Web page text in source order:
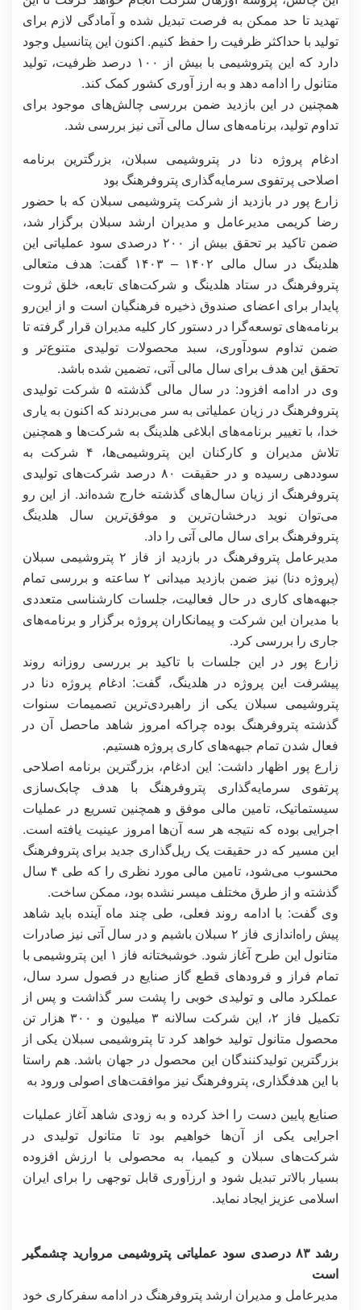
تهدید تا حد ممکن به فرصت تبدیل شده و آمادگی لازم برای
تولید با حداکثر ظرفیت را حفظ کنیم. اکنون این پتانسیل وجود
دارد که این پتروشیمی با بیش از ۱۰۰ درصد ظرفیت، تولید
متانول را ادامه دهد و به ارز آوری کشور کمک کند.
همچنین در این بازدید ضمن بررسی چالش‌های موجود برای
تداوم تولید، برنامه‌های سال مالی آتی نیز بررسی شد.
ادغام پروژه دنا در پتروشیمی سبلان، بزرگترین برنامه
اصلاحی پرتفوی سرمایه‌گذاری پتروفرهنگ بود
زارع پور در بازدید از شرکت پتروشیمی سبلان که با حضور
رضا کریمی مدیرعامل و مدیران ارشد سبلان برگزار شد،
ضمن تاکید بر تحقق بیش از ۲۰۰ درصدی سود عملیاتی این
هلدینگ در سال مالی ۱۴۰۲ – ۱۴۰۳ گفت: هدف متعالی
پتروفرهنگ در ستاد هلدینگ و شرکت‌های تابعه، خلق ثروت
پایدار برای اعضای صندوق ذخیره فرهنگیان است و از این‌رو
برنامه‌های توسعه‌گرا در دستور کار کلیه مدیران قرار گرفته تا
ضمن تداوم سودآوری، سبد محصولات تولیدی متنوع‌تر و
تحقق این هدف برای سال مالی آتی، تضمین شده باشد.
وی در ادامه افزود: در سال مالی گذشته ۵ شرکت تولیدی
پتروفرهنگ در زیان عملیاتی به سر می‌بردند که اکنون به یاری
خدا، با تغییر برنامه‌های ابلاغی هلدینگ به شرکت‌ها و همچنین
تلاش مدیران و کارکنان این پتروشیمی‌ها، ۴ شرکت به
سوددهی رسیده و در حقیقت ۸۰ درصد شرکت‌های تولیدی
پتروفرهنگ از زیان سال‌های گذشته خارج شده‌اند. از این رو
می‌توان نوید درخشان‌ترین و موفق‌ترین سال هلدینگ
پتروفرهنگ برای سال مالی آتی را داد.
مدیرعامل پتروفرهنگ در بازدید از فاز ۲ پتروشیمی سبلان
(پروژه دنا) نیز ضمن بازدید میدانی ۲ ساعته و بررسی تمام
جبهه‌های کاری در حال فعالیت، جلسات کارشناسی متعددی
با مدیران این شرکت و پیمانکاران پروژه برگزار و برنامه‌های
جاری را بررسی کرد.
زارع پور در این جلسات با تاکید بر بررسی روزانه روند
پیشرفت این پروژه در هلدینگ، گفت: ادغام پروژه دنا در
پتروشیمی سبلان یکی از راهبردی‌ترین تصمیمات سنوات
گذشته پتروفرهنگ بوده چراکه امروز شاهد ماحصل آن در
فعال شدن تمام جبهه‌های کاری پروژه هستیم.
زارع پور اظهار داشت: این ادغام، بزرگترین برنامه اصلاحی
پرتفوی سرمایه‌گذاری پتروفرهنگ با هدف چابک‌سازی
سیستماتیک، تامین مالی موفق و همچنین تسریع در عملیات
اجرایی بوده که نتیجه هر سه آن‌ها امروز عینیت یافته است.
این مسیر که در حقیقت یک ریل‌گذاری جدید برای پتروفرهنگ
محسوب می‌شود، تامین مالی مورد نظری را که طی ۴ سال
گذشته و از طرق مختلف میسر نشده بود، ممکن ساخت.
وی گفت: با ادامه روند فعلی، طی چند ماه آینده باید شاهد
پیش راه‌اندازی فاز ۲ سبلان باشیم و در سال آتی نیز صادرات
متانول این طرح آغاز شود. خوشبختانه فاز ۱ این پتروشیمی با
تمام فراز و فرودهای قطع گاز صنایع در فصول سرد سال،
عملکرد مالی و تولیدی خوبی را پشت سر گذاشت و پس از
تکمیل فاز ۲، این شرکت سالانه ۳ میلیون و ۳۰۰ هزار تن
محصول متانول تولید خواهد کرد تا پتروشیمی سبلان یکی از
بزرگترین تولیدکنندگان این محصول در جهان باشد. هم راستا
با این هدفگذاری، پتروفرهنگ نیز موافقت‌های اصولی ورود به
صنایع پایین دست را اخذ کرده و به زودی شاهد آغاز عملیات
اجرایی یکی از آن‌ها خواهیم بود تا متانول تولیدی در
شرکت‌های سبلان و کیمیا، به محصولی با ارزش افزوده
بسیار بالاتر تبدیل شود و ارزآوری قابل توجهی را برای ایران
اسلامی عزیز ایجاد نماید.
رشد ۸۳ درصدی سود عملیاتی پتروشیمی مروارید چشمگیر
است
مدیرعامل و مدیران ارشد پتروفرهنگ در ادامه سفرکاری خود